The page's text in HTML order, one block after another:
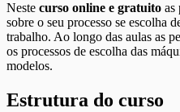
Neste curso online e gratuito as
sobre o seu processo se escolha
trabalho. Ao longo das aulas as
os processos de escolha das
modelos.
Estrutura do curso